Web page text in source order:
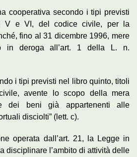
cooperativa secondo i tipi previsti
V e VI, del codice civile, per la
fino al 31 dicembre 1996, mere
in deroga all’art. 1 della L. n.
i tipi previsti nel libro quinto, titoli
avente lo scopo della mera
dei beni già appartenenti alle
disciolti” (lett. c).
operata dall’art. 21, la Legge in
disciplinare l’ambito di attività delle